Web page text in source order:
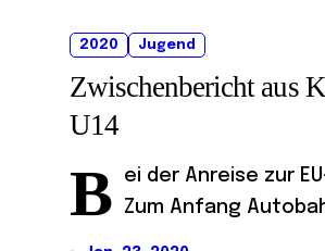
2020 Jugend
Zwischenbericht aus
U14
B
ei der Anreise zur
Zum Anfang